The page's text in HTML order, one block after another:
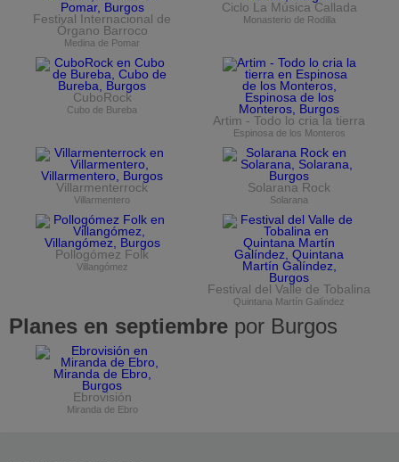
Festival Internacional de
Órgano Barroco
Medina de Pomar
Ciclo La Música Callada
Monasterio de Rodilla
CuboRock
Cubo de Bureba
Artim - Todo lo cria la tierra
Espinosa de los Monteros
Villarmenterrock
Villarmentero
Solarana Rock
Solarana
Pollogómez Folk
Villangómez
Festival del Valle de Tobalina
Quintana Martín Galíndez
Planes en septiembre por Burgos
Ebrovisión
Miranda de Ebro